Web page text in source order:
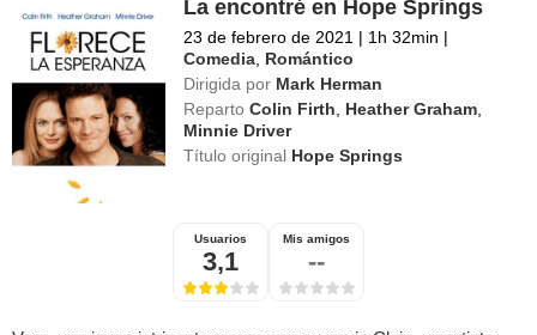
La encontré en Hope Springs
23 de febrero de 2021 | 1h 32min |
Comedia, Romántico
Dirigida por Mark Herman
Reparto Colin Firth, Heather Graham,
Minnie Driver
Título original Hope Springs
Usuarios
3,1
Mis amigos
--